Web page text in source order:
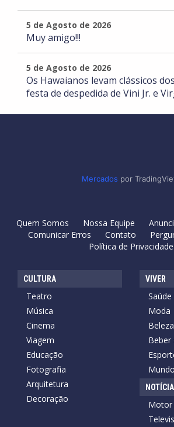
5 de Agosto de 2026
Muy amigo!!!
5 de Agosto de 2026
Os Hawaianos levam clássicos
festa de despedida de Vini Jr. e
Mercados por
Quem Somos Nossa Equipe
Comunicar Erros
Contato
Política de Privacidade
CULTURA
Teatro
Música
Cinema
Viagem
Educação
Fotografia
Arquitetura
Decoração
VIVER
Saúde
Moda
Beleza
Beber
Motor